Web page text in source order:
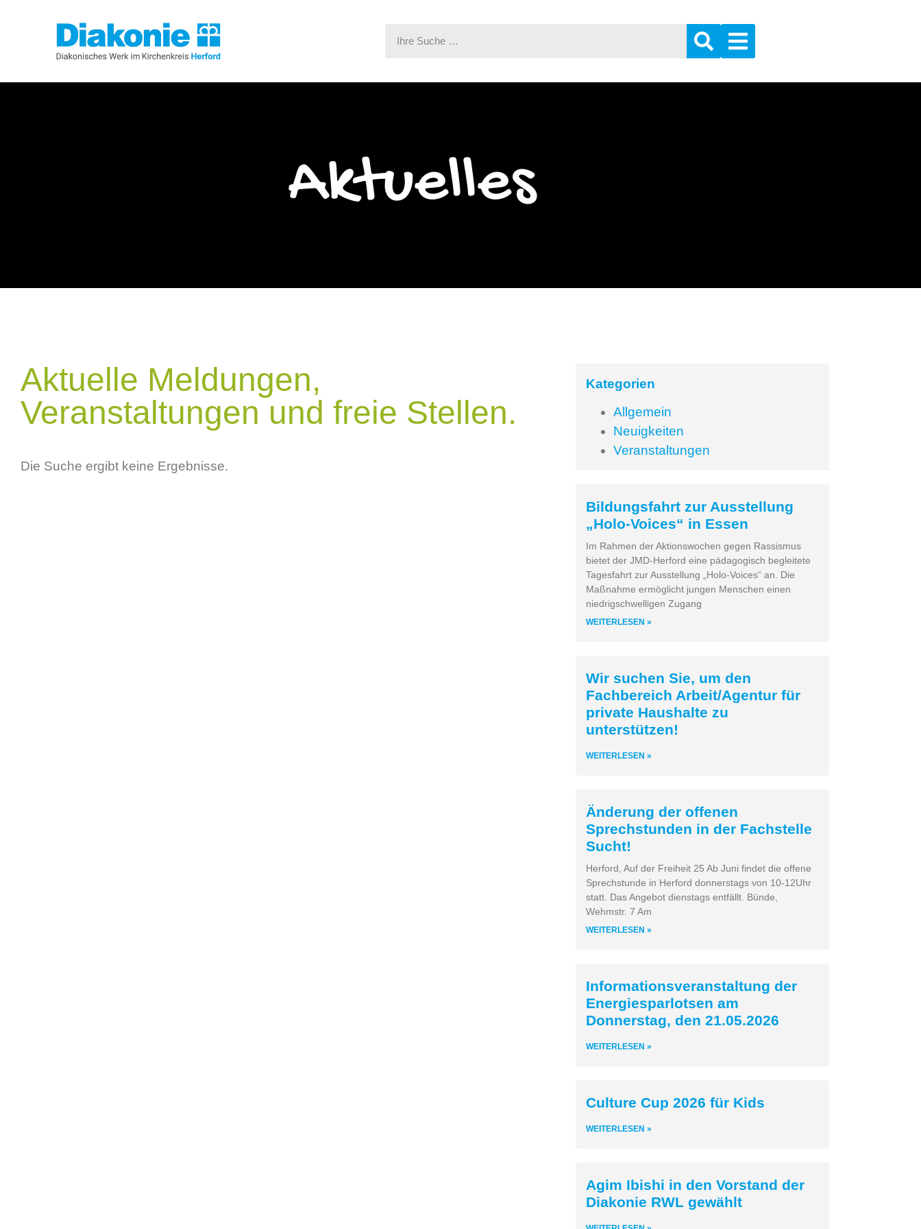
Aktuelles
Aktuelle Meldungen,
Veranstaltungen und freie Stellen.
Die Suche ergibt keine Ergebnisse.
Kategorien
Allgemein
Neuigkeiten
Veranstaltungen
Bildungsfahrt zur Ausstellung
„Holo-Voices“ in Essen
Im Rahmen der Aktionswochen gegen Rassismus
bietet der JMD-Herford eine pädagogisch begleitete
Tagesfahrt zur Ausstellung „Holo-Voices“ an. Die
Maßnahme ermöglicht jungen Menschen einen
niedrigschwelligen Zugang
WEITERLESEN »
Wir suchen Sie, um den
Fachbereich Arbeit/Agentur für
private Haushalte zu
unterstützen!
WEITERLESEN »
Änderung der offenen
Sprechstunden in der Fachstelle
Sucht!
Herford, Auf der Freiheit 25 Ab Juni findet die offene
Sprechstunde in Herford donnerstags von 10-12Uhr
statt. Das Angebot dienstags entfällt. Bünde,
Wehmstr. 7 Am
WEITERLESEN »
Informationsveranstaltung der
Energiesparlotsen am
Donnerstag, den 21.05.2026
WEITERLESEN »
Culture Cup 2026 für Kids
WEITERLESEN »
Agim Ibishi in den Vorstand der
Diakonie RWL gewählt